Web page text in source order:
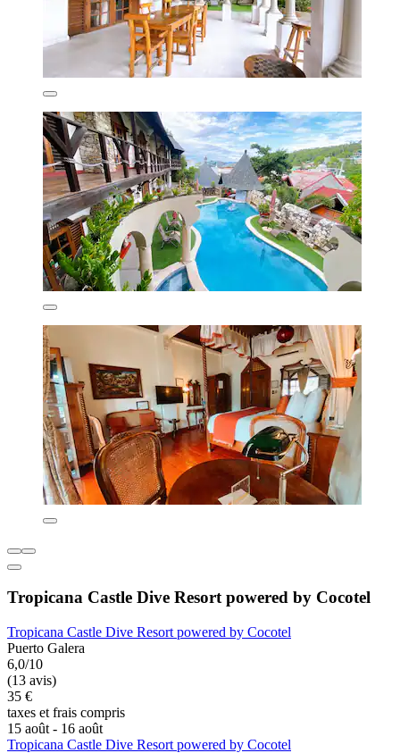
Tropicana Castle Dive Resort powered by Cocotel
Tropicana Castle Dive Resort powered by Cocotel
Puerto Galera
6,0/10
(13 avis)
35 €
taxes et frais compris
15 août - 16 août
Tropicana Castle Dive Resort powered by Cocotel